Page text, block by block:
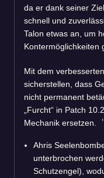
da er dank seiner
schnell und
Talon etwas an, um
Kontermöglichkeiten
Mit dem
sicherstellen, dass
nicht permanent
„Furcht“ in Patch
Mechanik ersetzen.
Ahris
unterbrochen
Schutzengel),